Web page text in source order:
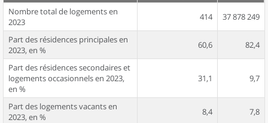
Nombre total de logements en
2023
414 37 878 249
Part des résidences principales en
2023, en %
60,6 82,4
Part des résidences secondaires et
logements occasionnels en 2023,
en %
31,1 9,7
Part des logements vacants en
2023, en %
8,4 7,8